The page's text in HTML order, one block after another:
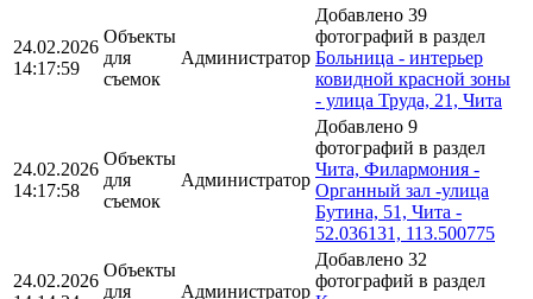
24.02.2026
14:17:59
Объекты
для
съемок
Администратор
Добавлено 39
фотографий в раздел
Больница - интерьер
ковидной красной зоны
- улица Труда, 21, Чита
24.02.2026
14:17:58
Объекты
для
съемок
Администратор
Добавлено 9
фотографий в раздел
Чита, Филармония -
Органный зал -улица
Бутина, 51, Чита -
52.036131, 113.500775
24.02.2026
Объекты
для
Администратор
Добавлено 32
фотографий в раздел